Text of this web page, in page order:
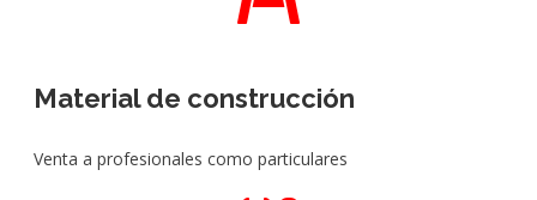
Material de construcción
Venta a profesionales como particulares